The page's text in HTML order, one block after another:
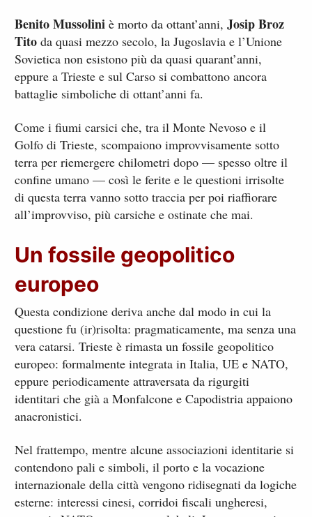
Benito Mussolini è morto da ottant’anni,Josip Broz
Tito da quasi mezzo secolo, la Jugoslavia e l’Unione
Sovietica non esistono più da quasi quarant’anni,
eppure a Trieste e sul Carso si combattono ancora
battaglie simboliche di ottant’anni fa.
Come i fiumi carsici che, tra il Monte Nevoso e il
Golfo di Trieste, scompaiono improvvisamente sotto
terra per riemergere chilometri dopo — spesso oltre il
confine umano — così le ferite e le questioni irrisolte
di questa terra vanno sotto traccia per poi riaffiorare
all’improvviso, più carsiche e ostinate che mai.
Un fossile geopolitico
europeo
Questa condizione deriva anche dal modo in cui la
questione fu (ir)risolta: pragmaticamente, ma senza una
vera catarsi. Trieste è rimasta un fossile geopolitico
europeo: formalmente integrata in Italia, UE e NATO,
eppure periodicamente attraversata da rigurgiti
identitari che già a Monfalcone e Capodistria appaiono
anacronistici.
Nel frattempo, mentre alcune associazioni identitarie si
contendono pali e simboli, il porto e la vocazione
internazionale della città vengono ridisegnati da logiche
esterne: interessi cinesi, corridoi fiscali ungheresi,